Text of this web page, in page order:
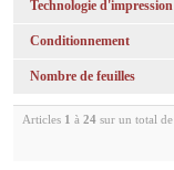
Technologie d'impression
Conditionnement
Nombre de feuilles
Articles 1 à 24 sur un total de